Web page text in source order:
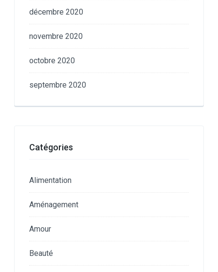
décembre 2020
novembre 2020
octobre 2020
septembre 2020
Catégories
Alimentation
Aménagement
Amour
Beauté